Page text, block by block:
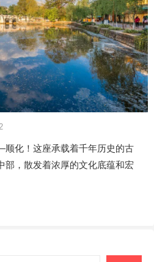
化！这座承载着千年历史的古
部，散发着浓厚的文化底蕴和宏